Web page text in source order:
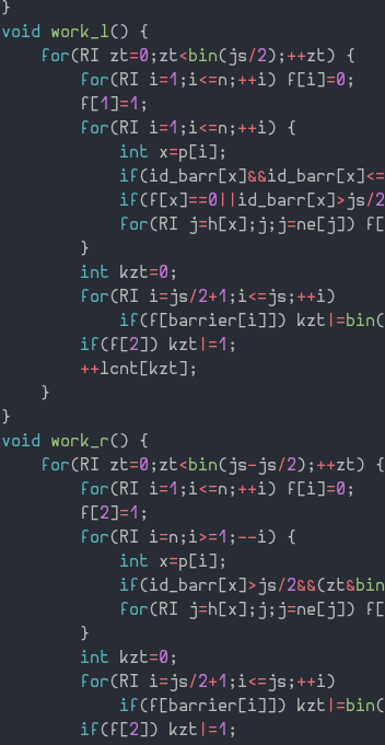
}
void
work_l()
{
for(RI zt=0 ; zt<bin( js / 2) ; ++zt)
{
for(RI i=1 ; i<=n ; ++i) f [i] =0 ;
        f
[1 ] =1 ;
for(RI i=1 ; i<=n ; ++i)
{
int x=p [i] ;
if (id_barr [x] &&id_barr [x] <=
if ( f [x] ==0 || id_barr [x] > js / 2
for(RI j=h [x] ; j ; j=ne [ j] ) f [
}
int kzt=0 ;
for(RI i= js / 2+1 ; i<= js ; ++i)
if ( f [barrier [i] ] ) kzt | =bin(
if ( f [2] ) kzt | =1 ;
++lcnt [kzt] ;
}
}
void
work_r()
{
for(RI zt=0 ; zt<bin( js- js / 2) ; ++zt)
{
for(RI i=1 ; i<=n ; ++i) f [i] =0 ;
        f
[2] =1 ;
for(RI i=n ; i>=1 ; --i)
{
int x=p [i] ;
if (id_barr [x] > js / 2&&(zt&bin
for(RI j=h [x] ; j ; j=ne [ j] ) f [
}
int kzt=0 ;
for(RI i= js / 2+1 ; i<= js ; ++i)
if ( f [barrier [i] ] ) kzt | =bin(
if ( f [2] ) kzt | =1 ;